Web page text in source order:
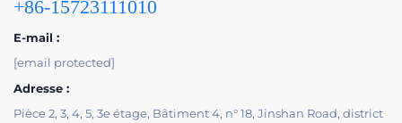
+86-15723111010
E-mail :
[email protected]
Adresse :
Pièce 2, 3, 4, 5, 3e étage, Bâtiment 4, n° 18, Jinshan Road, district